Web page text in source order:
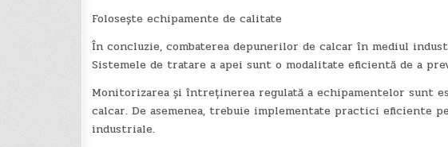
Folosește echipamente de calitate
În concluzie, combaterea depunerilor de calcar în mediul
Sistemele de tratare a apei sunt o modalitate eficientă de a
Monitorizarea și întreținerea regulată a echipamentelor sunt
calcar. De asemenea, trebuie implementate practici
industriale.